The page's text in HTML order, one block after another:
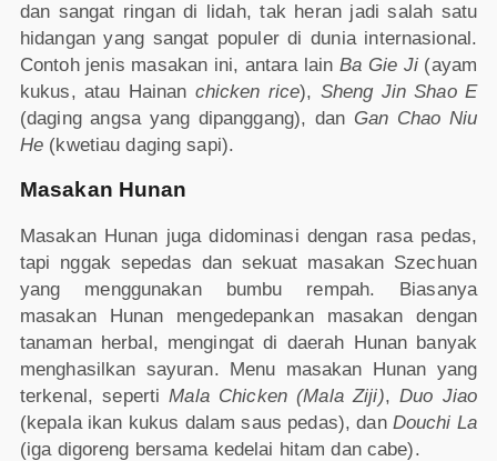
dan sangat ringan di lidah, tak heran jadi salah satu
hidangan yang sangat populer di dunia internasional.
Contoh jenis masakan ini, antara lainBa Gie Ji(ayam
kukus, atau Hainan chicken rice), Sheng Jin Shao E
(daging angsa yang dipanggang), dan Gan Chao Niu
He (kwetiau daging sapi).
Masakan Hunan
Masakan Hunan juga didominasi dengan rasa pedas,
tapi nggak sepedas dan sekuat masakan Szechuan
yang menggunakan bumbu rempah. Biasanya
masakan Hunan mengedepankan masakan dengan
tanaman herbal, mengingat di daerah Hunan banyak
menghasilkan sayuran. Menu masakan Hunan yang
terkenal, sepertiMala Chicken (Mala Ziji), Duo Jiao
(kepala ikan kukus dalam saus pedas), dan Douchi La
(iga digoreng bersama kedelai hitam dan cabe).